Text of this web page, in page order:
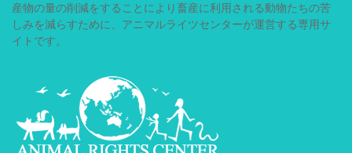
産物の量の削減をすることにより畜産に利用される動物たちの苦
しみを減らすために、アニマルライツセンターが運営する専用サ
イトです。